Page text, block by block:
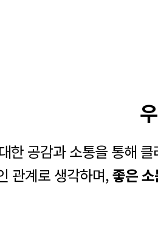
한 공감과 소통을 통해
관계로 생각하며,좋은